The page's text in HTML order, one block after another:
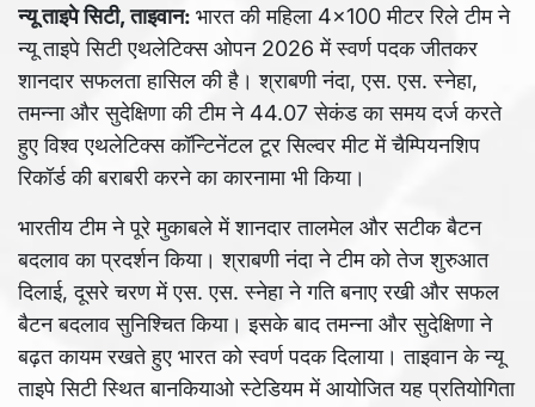
न्यू ताइपे सिटी, ताइवान: भारत की महिला 4×100 मीटर रिले टीम ने
न्यू ताइपे सिटी एथलेटिक्स ओपन 2026 में स्वर्ण पदक जीतकर
शानदार सफलता हासिल की है। श्राबणी नंदा, एस. एस. स्नेहा,
तमन्ना और सुदेक्षिणा की टीम ने 44.07 सेकंड का समय दर्ज करते
हुए विश्व एथलेटिक्स कॉन्टिनेंटल टूर सिल्वर मीट में चैम्पियनशिप
रिकॉर्ड की बराबरी करने का कारनामा भी किया।
भारतीय टीम ने पूरे मुकाबले में शानदार तालमेल और सटीक बैटन
बदलाव का प्रदर्शन किया। श्राबणी नंदा ने टीम को तेज शुरुआत
दिलाई, दूसरे चरण में एस. एस. स्नेहा ने गति बनाए रखी और सफल
बैटन बदलाव सुनिश्चित किया। इसके बाद तमन्ना और सुदेक्षिणा ने
बढ़त कायम रखते हुए भारत को स्वर्ण पदक दिलाया। ताइवान के न्यू
ताइपे सिटी स्थित बानकियाओ स्टेडियम में आयोजित यह प्रतियोगिता